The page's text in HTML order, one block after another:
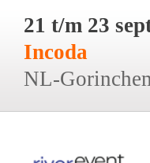
21 t/m 23
Incoda
NL-